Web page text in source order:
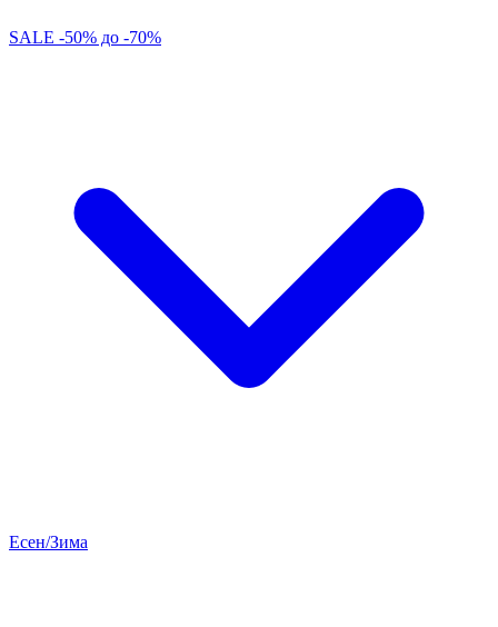
SALE -50% до -70%
Есен/Зима